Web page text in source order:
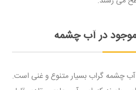
در آب چشمه
چشمه گراب بسیار متنوع و غنی است.